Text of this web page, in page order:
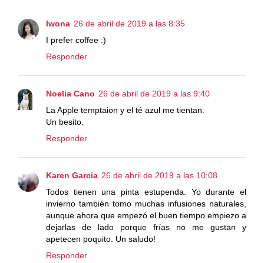
Iwona 26 de abril de 2019 a las 8:35
I prefer coffee :)
Responder
Noelia Cano 26 de abril de 2019 a las 9:40
La Apple temptaion y el té azul me tientan.
Un besito.
Responder
Karen Garcia 26 de abril de 2019 a las 10:08
Todos tienen una pinta estupenda. Yo durante el
invierno también tomo muchas infusiones naturales,
aunque ahora que empezó el buen tiempo empiezo a
dejarlas de lado porque frías no me gustan y
apetecen poquito. Un saludo!
Responder